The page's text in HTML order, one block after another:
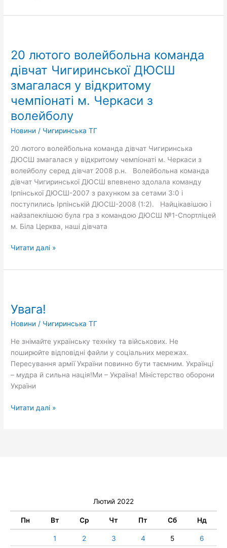
20 лютого волейбольна команда
дівчат Чигиринської ДЮСШ
змагалася у відкритому
чемпіонаті м. Черкаси з
волейболу
Новини / Чигиринська ТГ
20 лютого волейбольна команда дівчат Чигиринська
ДЮСШ змагалася у відкритому чемпіонаті м. Черкаси з
волейболу серед дівчат 2008 р.н. Волейбольна команда
дівчат Чигиринської ДЮСШ впевнено здолала команду
Ірпінської ДЮСШ-2007 з рахунком за сетами 3:0 і
поступились Ірпінській ДЮСШ-2008 (1:2). Найцікавішою і
найзапеклішою була гра з командою ДЮСШ №1-Спортліцей
м. Біла Церква, наші дівчата
волейбольна
команда
дівчат
Чигиринської
ДЮСШ
змагалася
у
відкритому
Черкаси
волейболу
Читати далі »
Увага!
Новини / Чигиринська ТГ
Не знімайте українську техніку та військових. Не
поширюйте відповідні файли у соціальних мережах.
Пересування армії України повинно бути таємним. Українці
– мудра й сильна нація!Ми – Україна! Міністерство оборони
України
Читати далі »
Лютий 2022
Пн Вт Ср Чт Пт Сб Нд
1 2 3 4 5
6